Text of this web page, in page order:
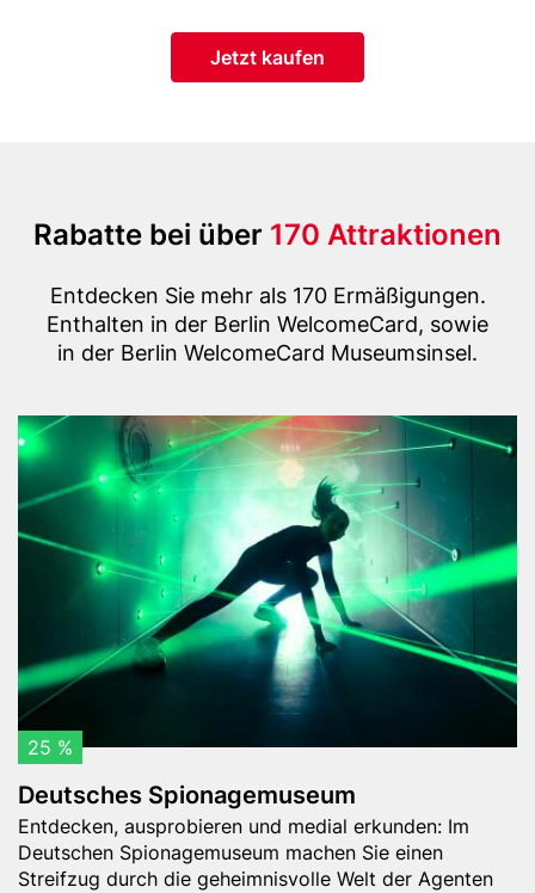
ButtonJetzt kaufen
Title
highlight
option)
Rabatte bei über 170 Attraktionen
TextEntdecken Sie mehr als 170 Ermäßigungen.
Enthalten in der Berlin WelcomeCard, sowie
in der Berlin WelcomeCard Museumsinsel.
Content
items
Header
Bild
D
e
t
s
S
p
n
a
g
e
25 %
Deutsches Spionagemuseum
Teaser
-
Text
Entdecken, ausprobieren und medial erkunden: Im
Deutschen Spionagemuseum machen Sie einen
Streifzug durch die geheimnisvolle Welt der Agenten